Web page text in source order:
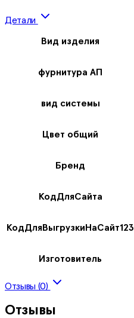
Детали
Вид издeлия
фурнитура АП
вид системы
Цвет общий
Бренд
КодДляСайта
КодДляВыгрузкиНаСайт123
Изготовитель
Отзывы (0)
Отзывы